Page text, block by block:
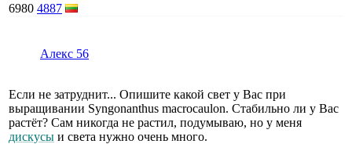
6980 4887
Алекс 56
Если не затруднит... Опишите какой свет у Вас при
выращивании Syngonanthus macrocaulon. Стабильно ли у Вас
растёт? Сам никогда не растил, подумываю, но у меня
дискусы и света нужно очень много.